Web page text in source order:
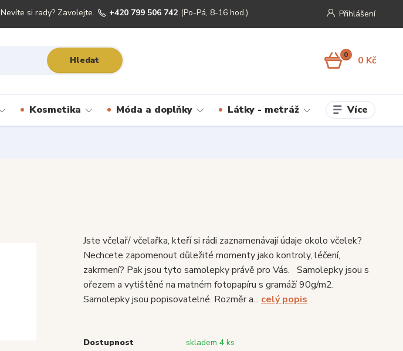
Přihlášení
Hledat
Nevíte si rady? Zavolejte. +420 799 506 742 (Po-Pá, 8-16 hod.)
0 0 Kč
Kosmetika Móda a doplňky Látky - metráž Více
Jste včelař/ včelařka, kteří si rádi zaznamenávají údaje okolo včelek?
Nechcete zapomenout důležité momenty jako kontroly, léčení,
zakrmení? Pak jsou tyto samolepky právě pro Vás. Samolepky jsou s
ořezem a vytištěné na matném fotopapíru s gramáží 90g/m2.
Samolepky jsou popisovatelné. Rozměr a... celý popis
Dostupnost skladem 4 ks